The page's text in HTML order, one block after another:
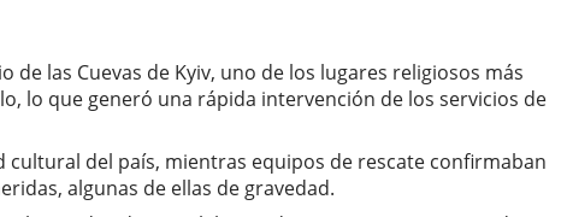
las Cuevas de Kyiv, uno de los lugares religiosos más
lo que generó una rápida intervención de los servicios de
del país, mientras equipos de rescate confirmaban
algunas de ellas de gravedad.